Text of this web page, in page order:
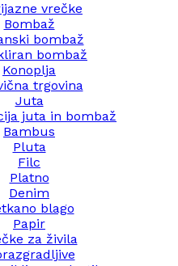
vrečke
Bombaž
bombaž
bombaž
Konoplja
trgovina
Juta
juta in bombaž
Bambus
Pluta
Filc
Platno
Denim
blago
Papir
za živila